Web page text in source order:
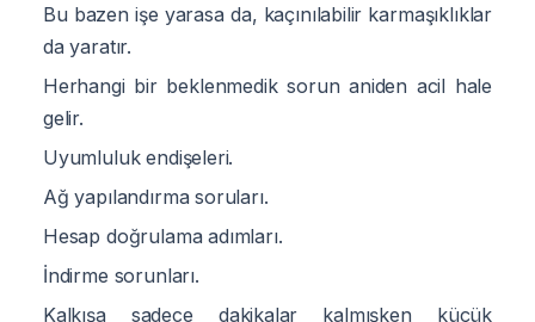
Bu bazen işe yarasa da, kaçınılabilir karmaşıklıklar
da yaratır.
Herhangi bir beklenmedik sorun aniden acil hale
gelir.
Uyumluluk endişeleri.
Ağ yapılandırma soruları.
Hesap doğrulama adımları.
İndirme sorunları.
Kalkışa sadece dakikalar kalmışken küçük